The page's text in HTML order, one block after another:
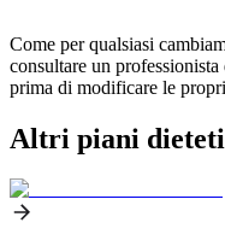
Come per qualsiasi
consultare un
prima di modificare le
Altri piani